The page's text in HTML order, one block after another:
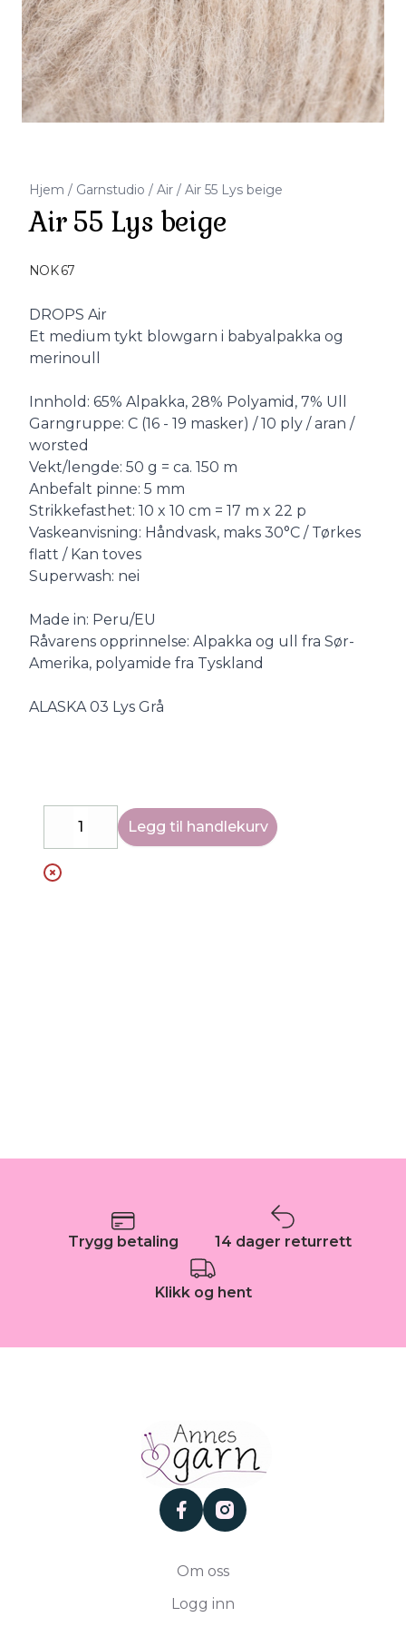
Hjem / Garnstudio / Air / Air 55 Lys beige
Air 55 Lys beige
NOK 67
Description
DROPS Air
Et medium tykt blowgarn i babyalpakka og
merinoull
Innhold: 65% Alpakka, 28% Polyamid, 7% Ull
Garngruppe: C (16 - 19 masker) / 10 ply / aran /
worsted
Vekt/lengde: 50 g = ca. 150 m
Anbefalt pinne: 5 mm
Strikkefasthet: 10 x 10 cm = 17 m x 22 p
Vaskeanvisning: Håndvask, maks 30°C / Tørkes
flatt / Kan toves
Superwash: nei
Made in: Peru/EU
Råvarens opprinnelse: Alpakka og ull fra Sør-
Amerika, polyamide fra Tyskland
ALASKA 03 Lys Grå
DecreaseIncrease
Legg til handlekurv
Trygg betaling 14 dager returrett
Klikk og hent
facebookinstagram
Om oss
Logg inn